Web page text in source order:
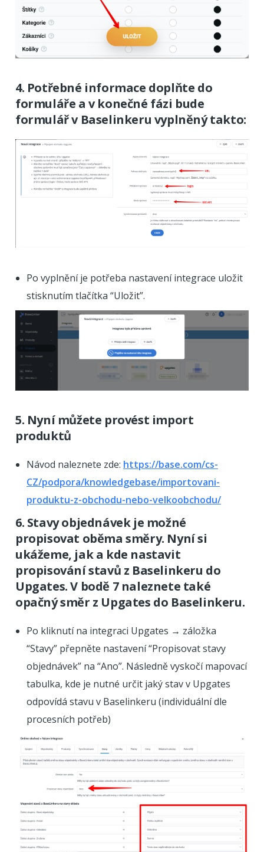
4. Potřebné informace doplňte do
formuláře a v konečné fázi bude
formulář v Baselinkeru vyplněný takto:
Po vyplnění je potřeba nastavení integrace uložit
stisknutím tlačítka “Uložit”.
5. Nyní můžete provést import
produktů
Návod naleznete zde: https://base.com/cs-
CZ/podpora/knowledgebase/importovani-
produktu-z-obchodu-nebo-velkoobchodu/
6. Stavy objednávek je možné
propisovat oběma směry. Nyní si
ukážeme, jak a kde nastavit
propisování stavů z Baselinkeru do
Upgates. V bodě 7 naleznete také
opačný směr z Upgates do Baselinkeru.
Po kliknutí na integraci Upgates → záložka
“Stavy” přepněte nastavení “Propisovat stavy
objednávek” na “Ano”. Následně vyskočí mapovací
tabulka, kde je nutné určit jaký stav v Upgates
odpovídá stavu v Baselinkeru (individuální dle
procesních potřeb)